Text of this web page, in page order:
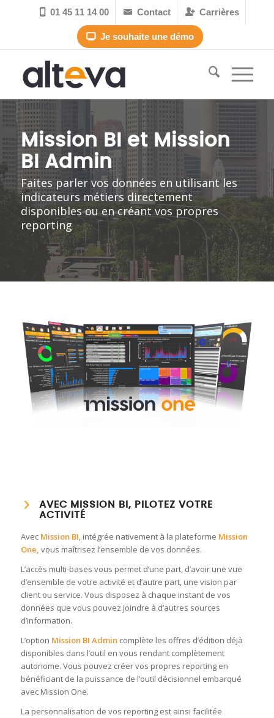
 01 45 11 14 00  Contact Carrières
Je souhaite une démo
Mission BI et Mission
BI Admin
Faites parler vos données en utilisant les
indicateurs métiers directement
disponibles ou en créant vos propres
reporting
AVEC MISSION BI, PILOTEZ VOTRE
ACTIVITÉ
Avec Mission BI, intégrée nativement à la plateforme Mission
One, vous maîtrisez l’ensemble de vos données.
L’accès multi-bases vous permet d’une part, d’avoir une vue
d’ensemble de votre activité et d’autre part, une vision par
client ou service. Vous disposez à chaque instant de vos
données que vous pouvez joindre à d’autres sources
d’information.
L’option Mission BI Admin complète les offres d’édition déjà
disponibles dans l’outil en vous rendant complètement
autonome. Vous pouvez créer vos propres reporting en
bénéficiant de la puissance de l’outil décisionnel embarqué
avec Mission One.
La personnalisation de vos reporting est ainsi facilitée